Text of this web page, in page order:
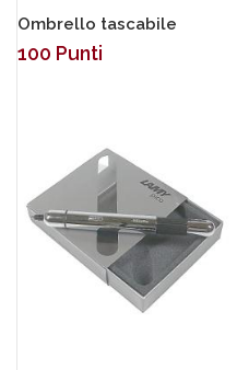
Ombrello tascabile
100 Punti